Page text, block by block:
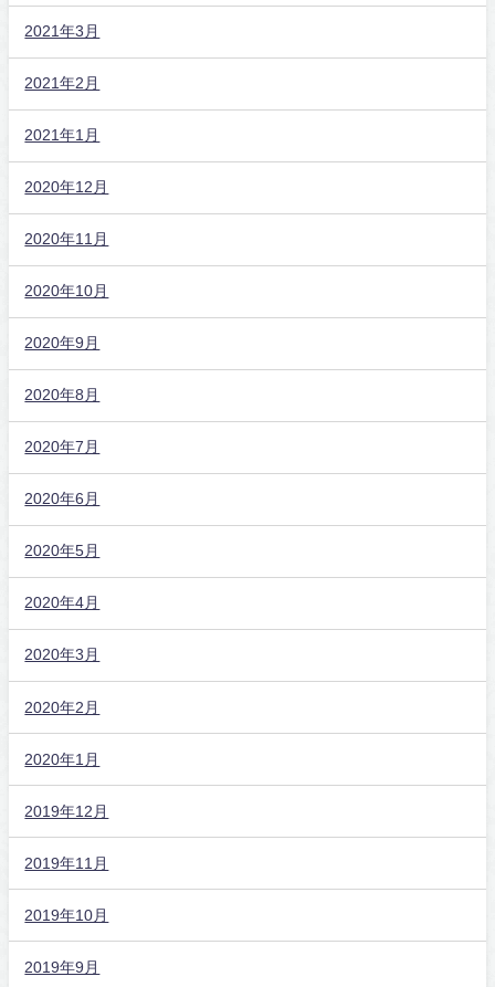
2021年3月
2021年2月
2021年1月
2020年12月
2020年11月
2020年10月
2020年9月
2020年8月
2020年7月
2020年6月
2020年5月
2020年4月
2020年3月
2020年2月
2020年1月
2019年12月
2019年11月
2019年10月
2019年9月